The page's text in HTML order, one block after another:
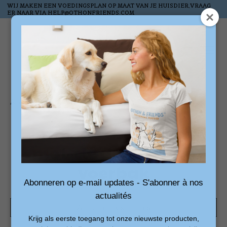
WIJ MAKEN EEN VOEDINGSPLAN OP MAAT VAN JE HUISDIER,VRAAG
ER NAAR VIA HELP@OTHONFRIENDS.COM
Liste de
Accueil / Mots-clés / draagbare voerbak
Produits associés au
mot-clé draagbare
Abonneren op e-mail updates - S'abonner à nos
actualités
Krijg als eerste toegang tot onze nieuwste producten,